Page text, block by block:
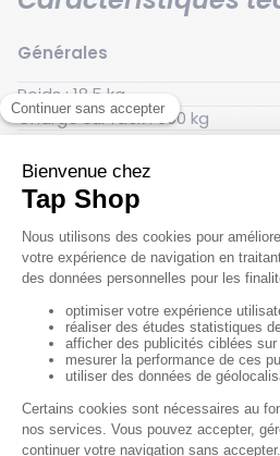
Générales
Poids : 18.5 kg
Charge sur rack : 600 kg
Hauteur hors tout : 150 mm
Largeur hors tout : 1000 mm
Charge admissible statique :
Longueur hors tout : 1200 mm
Charge admissible dynamique :
Convient aux denrées
Couleur : Gris anthracite
Matériau : polypropylène recyclé
Type de piètement : Trois
semelles